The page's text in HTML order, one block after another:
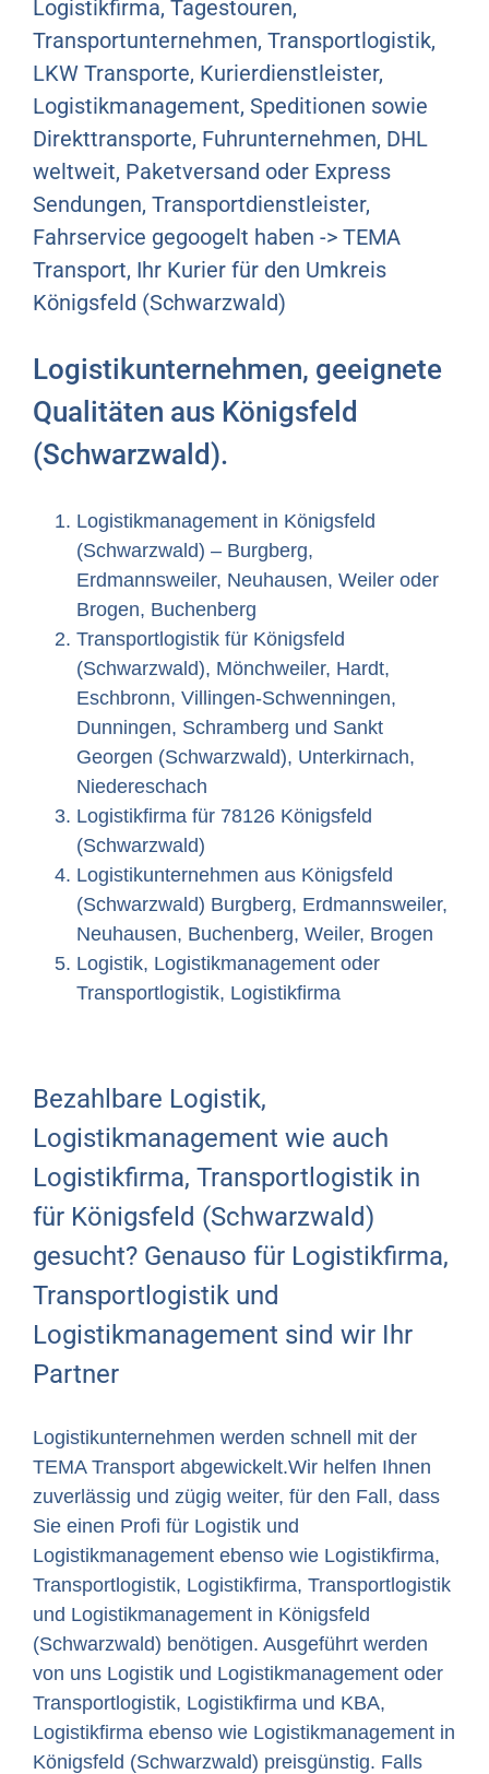
Logistikfirma, Tagestouren,
Transportunternehmen, Transportlogistik,
LKW Transporte, Kurierdienstleister,
Logistikmanagement, Speditionen sowie
Direkttransporte, Fuhrunternehmen, DHL
weltweit, Paketversand oder Express
Sendungen, Transportdienstleister,
Fahrservice gegoogelt haben -> TEMA
Transport, Ihr Kurier für den Umkreis
Königsfeld (Schwarzwald)
Logistikunternehmen, geeignete
Qualitäten aus Königsfeld
(Schwarzwald).
Logistikmanagement in Königsfeld
(Schwarzwald) – Burgberg,
Erdmannsweiler, Neuhausen, Weiler oder
Brogen, Buchenberg
Transportlogistik für Königsfeld
(Schwarzwald), Mönchweiler, Hardt,
Eschbronn, Villingen-Schwenningen,
Dunningen, Schramberg und Sankt
Georgen (Schwarzwald), Unterkirnach,
Niedereschach
Logistikfirma für 78126 Königsfeld
(Schwarzwald)
Logistikunternehmen aus Königsfeld
(Schwarzwald) Burgberg, Erdmannsweiler,
Neuhausen, Buchenberg, Weiler, Brogen
Logistik, Logistikmanagement oder
Transportlogistik, Logistikfirma
Bezahlbare Logistik,
Logistikmanagement wie auch
Logistikfirma, Transportlogistik in
für Königsfeld (Schwarzwald)
gesucht? Genauso für Logistikfirma,
Transportlogistik und
Logistikmanagement sind wir Ihr
Partner
Logistikunternehmen werden schnell mit der
TEMA Transport abgewickelt.Wir helfen Ihnen
zuverlässig und zügig weiter, für den Fall, dass
Sie einen Profi für Logistik und
Logistikmanagement ebenso wie Logistikfirma,
Transportlogistik, Logistikfirma, Transportlogistik
und Logistikmanagement in Königsfeld
(Schwarzwald) benötigen. Ausgeführt werden
von uns Logistik und Logistikmanagement oder
Transportlogistik, Logistikfirma und KBA,
Logistikfirma ebenso wie Logistikmanagement in
Königsfeld (Schwarzwald) preisgünstig. Falls